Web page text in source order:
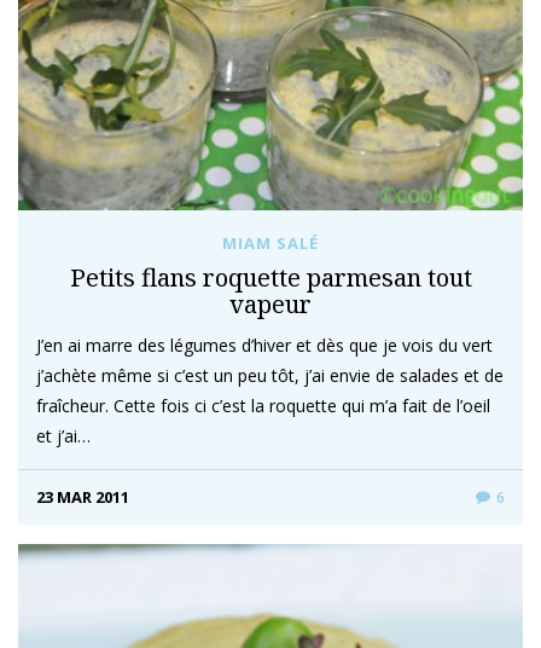
MIAM SALÉ
Petits flans roquette parmesan tout
vapeur
J’en ai marre des légumes d’hiver et dès que je vois du vert
j’achète même si c’est un peu tôt, j’ai envie de salades et de
fraîcheur. Cette fois ci c’est la roquette qui m’a fait de l’oeil
et j’ai…
23 MAR 2011 6